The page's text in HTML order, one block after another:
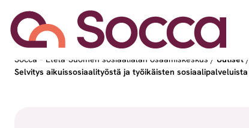
Siirry sisältöön
Socca – Etelä-Suomen sosiaalialan osaamiskeskus / Uutiset /
Selvitys aikuissosiaalityöstä ja työikäisten